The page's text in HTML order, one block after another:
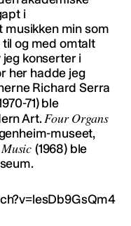
i
min som
og med omtalt
konserter i
her hadde jeg
Richard Serra
71) ble
Art.Four Organs
museet,
(1968) ble